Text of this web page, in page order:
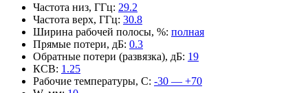
Частота низ, ГГц: 29.2
Частота верх, ГГц: 30.8
Ширина рабочей полосы, %: полная
Прямые потери, дБ: 0.3
Обратные потери (развязка), дБ: 19
КСВ: 1.25
Рабочие температуры, С: -30 — +70